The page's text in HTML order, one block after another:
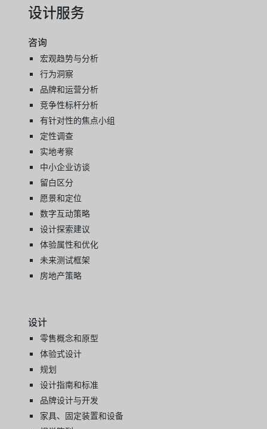
设计服务
咨询
宏观趋势与分析
行为洞察
品牌和运营分析
竞争性标杆分析
有针对性的焦点小组
定性调查
实地考察
中小企业访谈
留白区分
愿景和定位
数字互动策略
设计探索建议
体验属性和优化
未来测试框架
房地产策略
设计
零售概念和原型
体验式设计
规划
设计指南和标准
品牌设计与开发
家具、固定装置和设备